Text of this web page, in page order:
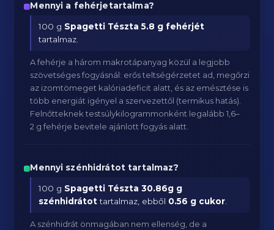
Mennyi a fehérjetartalma?
100 g Spagetti Tészta 5.8 g fehérjét
tartalmaz.
A fehérje a három makrotápanyag közül a legjobb
szövetséges fogyásnál: erős teltségérzetet ad, megőrzi
az izomtömeget kalóriadeficit alatt, és az emésztése is
több energiát igényel a szervezettől (termikus hatás).
Felnőtteknek testsúlykilogrammonként legalább 1,6–
2 g fehérje bevitele ajánlott fogyás alatt.
Mennyi szénhidrátot tartalmaz?
100 g Spagetti Tészta 30.86g g
szénhidrátottartalmaz, ebből 0.56 g cukor
A szénhidrát önmagában nem ellenség, de a